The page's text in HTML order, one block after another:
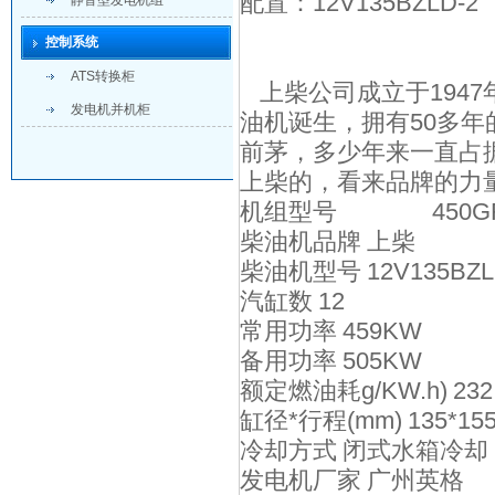
上柴公司成立于1947
油机诞生，拥有50多
前茅，多少年来一直占
上柴的，看来品牌的力
机组型号
柴油机品牌 上柴
柴油机型号
汽缸数 12
常用功率 459KW
备用功率 505KW
额定燃油耗g/KW.h)
缸径*行程(mm)
冷却方式 闭式水箱冷却
发电机厂家 广州英格
控制系统
ATS转换柜
发电机并机柜